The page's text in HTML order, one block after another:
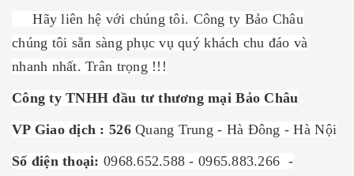
Hãy liên hệ với chúng tôi. Công ty Bảo Châu
chúng tôi sẵn sàng phục vụ quý khách chu đáo và
nhanh nhất. Trân trọng !!!
Công ty TNHH đầu tư thương mại Bảo Châu
VP Giao dịch : 526Quang Trung - Hà Đông - Hà Nội
Số điện thoại: 0968.652.588 - 0965.883.266 -